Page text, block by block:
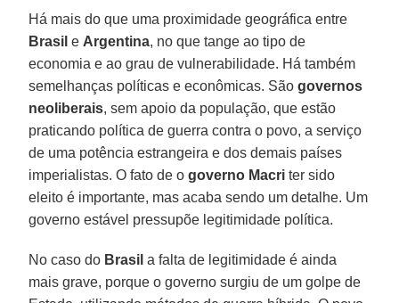
Há mais do que uma proximidade geográfica entre
Brasil e Argentina, no que tange ao tipo de
economia e ao grau de vulnerabilidade. Há também
semelhanças políticas e econômicas. Sãogovernos
neoliberais, sem apoio da população, que estão
praticando política de guerra contra o povo, a serviço
de uma potência estrangeira e dos demais países
imperialistas. O fato de ogoverno Macri ter sido
eleito é importante, mas acaba sendo um detalhe. Um
governo estável pressupõe legitimidade política.
No caso do Brasil a falta de legitimidade é ainda
mais grave, porque o governo surgiu de um golpe de